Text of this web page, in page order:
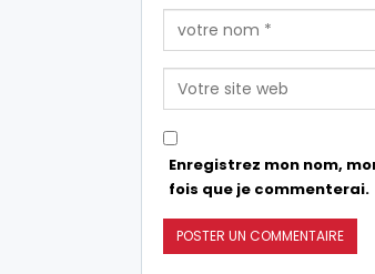
Enregistrez mon nom,
fois que je commenterai.